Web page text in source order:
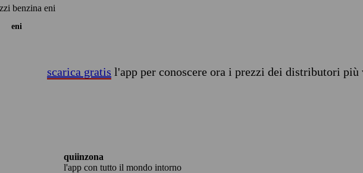
eni
scarica gratis l'app per conoscere ora i prezzi dei distributori più
quiinzona
l'app con tutto il mondo intorno